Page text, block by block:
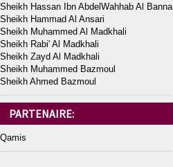
Sheikh Hassan Ibn AbdelWahhab Al Banna
Sheikh Hammad Al Ansari
Sheikh Muhammed Al Madkhali
Sheikh Rabi' Al Madkhali
Sheikh Zayd Al Madkhali
Sheikh Muhammed Bazmoul
Sheikh Ahmed Bazmoul
PARTENAIRE:
Qamis